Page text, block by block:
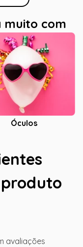
muito com
Óculos
avaliações